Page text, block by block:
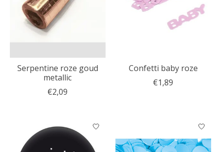
Serpentine roze goud
metallic
€2,09
Confetti baby roze
€1,89